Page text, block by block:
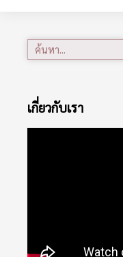
เกี่ยวกับเรา